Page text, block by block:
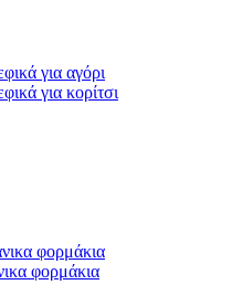
για αγόρι
για κορίτσι
φορμάκια
φορμάκια